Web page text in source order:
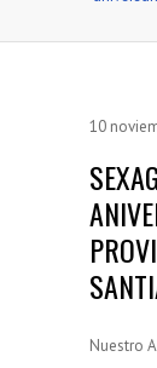
10
Nuestro